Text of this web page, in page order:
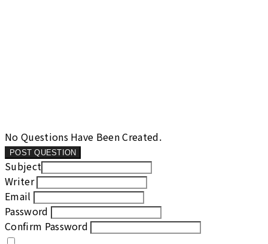
No Questions Have Been Created.
POST QUESTION
Subject
Writer
Email
Password
Confirm Password